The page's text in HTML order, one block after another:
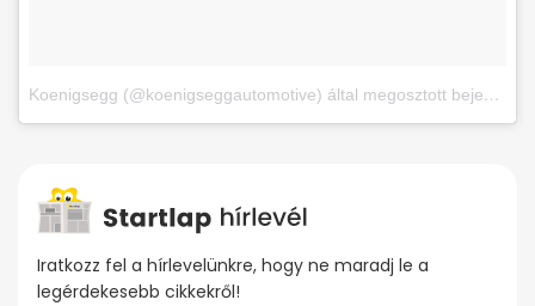
Koenigsegg (@koenigseggautomotive) által megosztott bejegyzés
Iratkozz fel a hírlevelünkre, hogy ne maradj le a
legérdekesebb cikkekről!